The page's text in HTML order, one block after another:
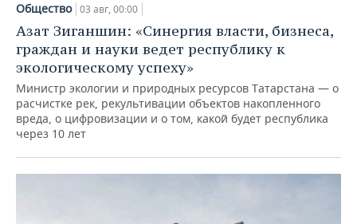
Общество 03 авг, 00:00
Азат Зиганшин: «Синергия власти, бизнеса,
граждан и науки ведет республику к
экологическому успеху»
Министр экологии и природных ресурсов Татарстана — о
расчистке рек, рекультивации объектов накопленного
вреда, о цифровизации и о том, какой будет республика
через 10 лет